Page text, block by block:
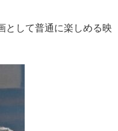
として普通に楽しめる映